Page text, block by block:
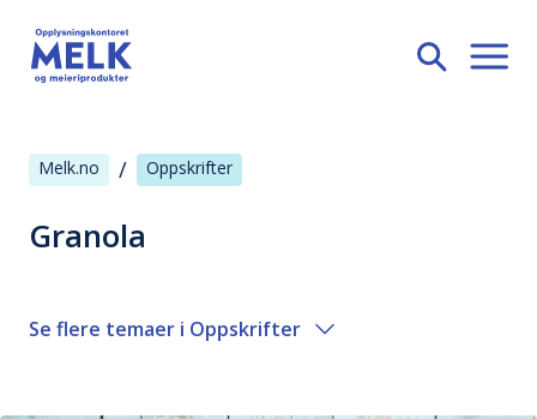
Melk.no / Oppskrifter
Granola
Se flere temaer i Oppskrifter